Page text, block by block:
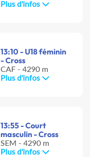
Plus d'infos
13:10 - U18 féminin
- Cross
CAF - 4290 m
Plus d'infos
13:55 - Court
masculin - Cross
SEM - 4290 m
Plus d'infos